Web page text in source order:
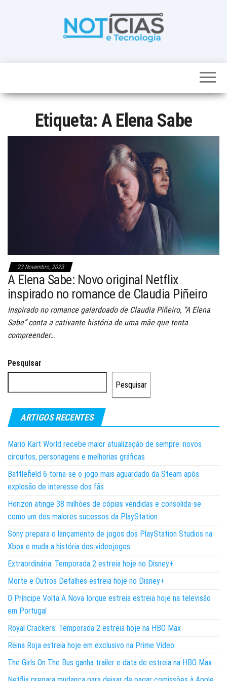
noticias de
num só lugar
Etiqueta: A Elena Sabe
23 Novembro, 2023
A Elena Sabe: Novo original Netflix
inspirado no romance de Claudia Piñeiro
Inspirado no romance galardoado de Claudia Piñeiro, “A Elena
Sabe” conta a cativante história de uma mãe que tenta
compreender…
Pesquisar
Pesquisar
ARTIGOS RECENTES
Mario Kart World recebe maior atualização de sempre: novos
circuitos, personagens e melhorias gráficas
Battlefield 6 torna-se o jogo mais aguardado da Steam após
explosão de interesse dos fãs
Horizon atinge 38 milhões de cópias vendidas e consolida-se
como um dos maiores sucessos da PlayStation
Sony prepara o lançamento de jogos dos PlayStation Studios na
Xbox e muda a história dos videojogos
Extraordinária: Temporada 2 estreia hoje no Disney+
Morte e Outros Detalhes estreia hoje no Disney+
O Príncipe Volta A Nova Iorque estreia estreia hoje na televisão
em Portugal
Royal Crackers: Temporada 2 estreia hoje na HBO Max
Reina Roja estreia hoje em exclusivo na Prime Video
The Girls On The Bus ganha trailer e data de estreia na HBO Max